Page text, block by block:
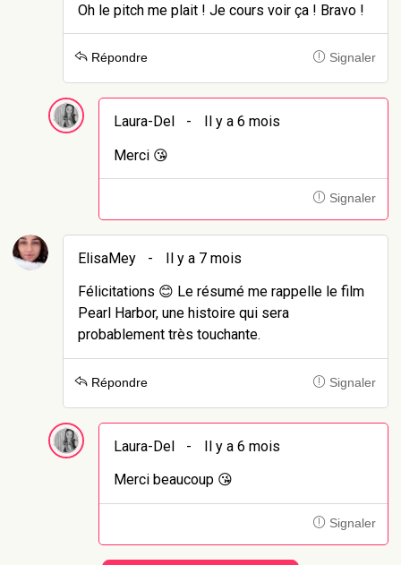
Oh le pitch me plait ! Je cours voir ça ! Bravo !
Répondre Signaler
Laura-Del -
Il y a 6 mois
Merci 😘
Signaler
ElisaMey -
Il y a 7 mois
Félicitations 😊 Le résumé me rappelle le film
Pearl Harbor, une histoire qui sera
probablement très touchante.
Répondre Signaler
Laura-Del -
Il y a 6 mois
Merci beaucoup 😘
Signaler